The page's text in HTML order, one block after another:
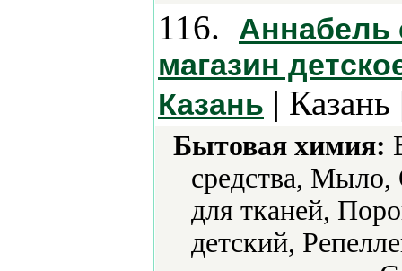
116.
Аннабель
магазин
Казань |
Бытовая химия:
средства, Мыло,
для тканей,
детский,